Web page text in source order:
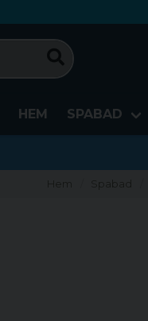
HEM SPABAD
Hem Spabad